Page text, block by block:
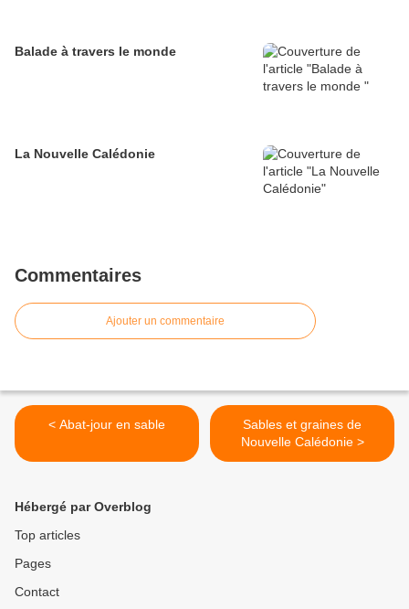
Balade à travers le monde
La Nouvelle Calédonie
Commentaires
Ajouter un commentaire
< Abat-jour en sable
Sables et graines de
Nouvelle Calédonie >
Hébergé par Overblog
Top articles
Pages
Contact